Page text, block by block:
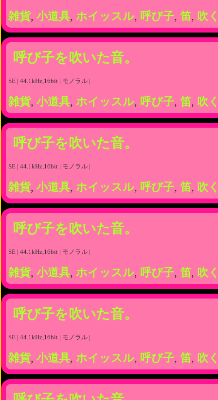
雑貨, 小道具, ホイッスル, 呼び子, 笛, 吹
呼び子を吹いた音。
SE | 44.1kHz,16bit | モノラル |
雑貨, 小道具, ホイッスル, 呼び子, 笛, 吹
呼び子を吹いた音。
SE | 44.1kHz,16bit | モノラル |
雑貨, 小道具, ホイッスル, 呼び子, 笛, 吹
呼び子を吹いた音。
SE | 44.1kHz,16bit | モノラル |
雑貨, 小道具, ホイッスル, 呼び子, 笛, 吹
呼び子を吹いた音。
SE | 44.1kHz,16bit | モノラル |
雑貨, 小道具, ホイッスル, 呼び子, 笛, 吹